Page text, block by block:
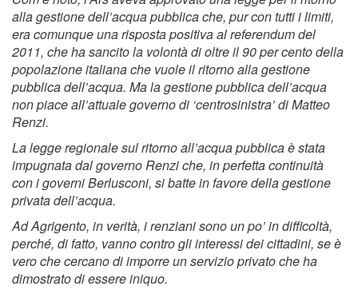
alla gestione dell’acqua pubblica che, pur con tutti i limiti,
era comunque una risposta positiva al referendum del
2011, che ha sancito la volontà di oltre il 90 per cento della
popolazione italiana che vuole il ritorno alla gestione
pubblica dell’acqua. Ma la gestione pubblica dell’acqua
non piace all’attuale governo di ‘centrosinistra’ di Matteo
Renzi.
La legge regionale sul ritorno all’acqua pubblica è stata
impugnata dal governo Renzi che, in perfetta continuità
con i governi Berlusconi, si batte in favore della gestione
privata dell’acqua.
Ad Agrigento, in verità, i renziani sono un po’ in difficoltà,
perché, di fatto, vanno contro gli interessi dei cittadini, se è
vero che cercano di imporre un servizio privato che ha
dimostrato di essere iniquo.